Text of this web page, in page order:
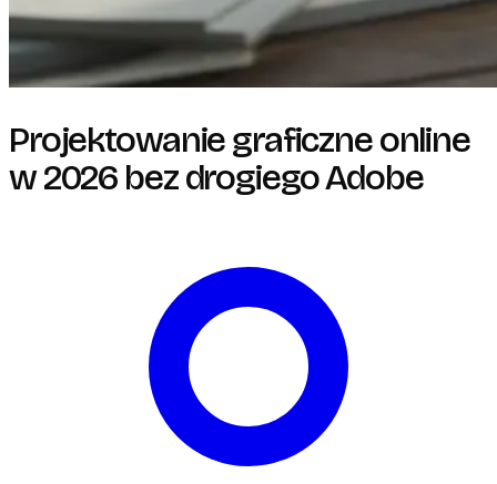
Projektowanie graficzne online
w 2026 bez drogiego Adobe